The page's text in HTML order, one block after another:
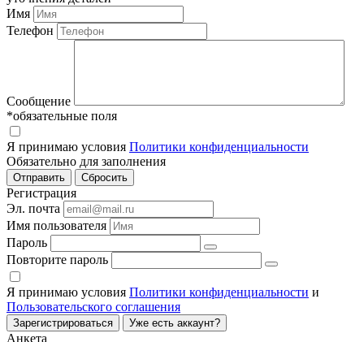
Имя
Телефон
Сообщение
*обязательные поля
Я принимаю условия Политики конфиденциальности
Обязательно для заполнения
Регистрация
Эл. почта
Имя пользователя
Пароль
Повторите пароль
Я принимаю условия Политики конфиденциальности и
Пользовательского соглашения
Зарегистрироваться Уже есть аккаунт?
Анкета